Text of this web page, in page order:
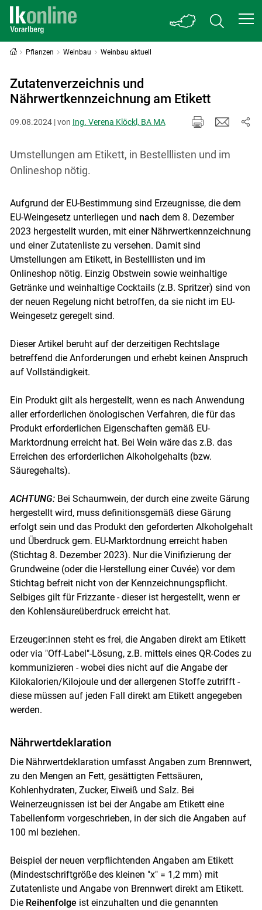
Pflanzen Weinbau Weinbau aktuell
Zutatenverzeichnis und
Nährwertkennzeichnung am Etikett
09.08.2024 | von Ing. Verena Klöckl, BA MA
Umstellungen am Etikett, in Bestelllisten und im
Onlineshop nötig.
Aufgrund der EU-Bestimmung sind Erzeugnisse, die dem
EU-Weingesetz unterliegen und nach dem 8. Dezember
2023 hergestellt wurden, mit einer Nährwertkennzeichnung
und einer Zutatenliste zu versehen. Damit sind
Umstellungen am Etikett, in Bestelllisten und im
Onlineshop nötig. Einzig Obstwein sowie weinhaltige
Getränke und weinhaltige Cocktails (z.B. Spritzer) sind von
der neuen Regelung nicht betroffen, da sie nicht im EU-
Weingesetz geregelt sind.
Dieser Artikel beruht auf der derzeitigen Rechtslage
betreffend die Anforderungen und erhebt keinen Anspruch
auf Vollständigkeit.
Ein Produkt gilt als hergestellt, wenn es nach Anwendung
aller erforderlichen önologischen Verfahren, die für das
Produkt erforderlichen Eigenschaften gemäß EU-
Marktordnung erreicht hat. Bei Wein wäre das z.B. das
Erreichen des erforderlichen Alkoholgehalts (bzw.
Säuregehalts).
ACHTUNG:Bei Schaumwein, der durch eine zweite Gärung
hergestellt wird, muss definitionsgemäß diese Gärung
erfolgt sein und das Produkt den geforderten Alkoholgehalt
und Überdruck gem. EU-Marktordnung erreicht haben
(Stichtag 8. Dezember 2023). Nur die Vinifizierung der
Grundweine (oder die Herstellung einer Cuvée) vor dem
Stichtag befreit nicht von der Kennzeichnungspflicht.
Selbiges gilt für Frizzante - dieser ist hergestellt, wenn er
den Kohlensäureüberdruck erreicht hat.
Erzeuger:innen steht es frei, die Angaben direkt am Etikett
oder via "Off-Label"-Lösung, z.B. mittels eines QR-Codes zu
kommunizieren - wobei dies nicht auf die Angabe der
Kilokalorien/Kilojoule und der allergenen Stoffe zutrifft -
diese müssen auf jeden Fall direkt am Etikett angegeben
werden.
Nährwertdeklaration
Die Nährwertdeklaration umfasst Angaben zum Brennwert,
zu den Mengen an Fett, gesättigten Fettsäuren,
Kohlenhydraten, Zucker, Eiweiß und Salz. Bei
Weinerzeugnissen ist bei der Angabe am Etikett eine
Tabellenform vorgeschrieben, in der sich die Angaben auf
100 ml beziehen.
Beispiel der neuen verpflichtenden Angaben am Etikett
(Mindestschriftgröße des kleinen "x" = 1,2 mm) mit
Zutatenliste und Angabe von Brennwert direkt am Etikett.
Die Reihenfolge ist einzuhalten und die genannten